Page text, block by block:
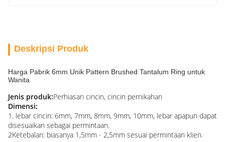
Deskripsi Produk
Harga Pabrik 6mm Unik Pattern Brushed Tantalum Ring untuk
Wanita
Jenis produk:Perhiasan cincin, cincin pernikahan
Dimensi:
1. lebar cincin: 6mm, 7mm, 8mm, 9mm, 10mm, lebar apapun dapat
disesuaikan sebagai permintaan.
2Ketebalan: biasanya 1,5mm - 2,5mm sesuai permintaan klien.